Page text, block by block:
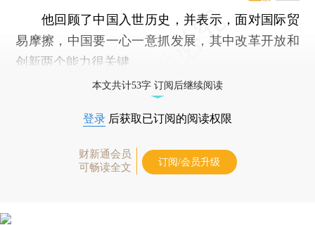
他回顾了中国入世历史，并表示，面对国际贸
易摩擦，中国要一心一意抓发展，其中改革开放和
创新两个能力很关键
本文共计53字 订阅后继续阅读
登录 后获取已订阅的阅读权限
财新通会员
可畅读全文
订阅/会员升级